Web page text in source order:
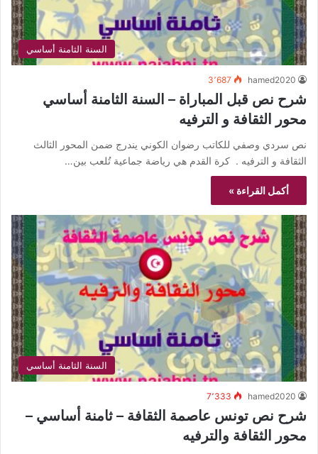
السنة الثامنة أساسي
hamed2020 3٬687
شرح نص قبل المباراة – السنة الثامنة أساسي
محور الثقافة و الترفيه
نص سردي وصفي للكاتب رضوان الكوني يندرج ضمن المحور الثالث
الثقافة و الترفيه . كرة القدم هي رياضة جماعية تُلعب بين…
أكمل القراءة »
السنة الثامنة أساسي
hamed2020 7٬333
شرح نص تونس عاصمة الثقافة – ثامنة أساسي –
محور الثقافة والترفيه